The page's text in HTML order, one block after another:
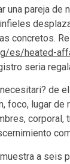
una pareja de
concretos.
es/heated-
seri­a
de
foco, lugar de
corporal,
a seis